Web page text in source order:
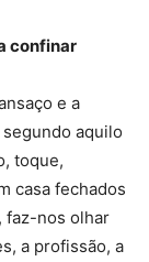
confinar
e a
aquilo
toque,
casa fechados
faz-nos olhar
a profissão, a